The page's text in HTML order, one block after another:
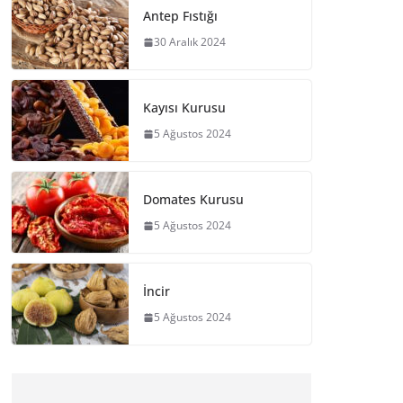
Antep Fıstığı
30 Aralık 2024
Kayısı Kurusu
5 Ağustos 2024
Domates Kurusu
5 Ağustos 2024
İncir
5 Ağustos 2024